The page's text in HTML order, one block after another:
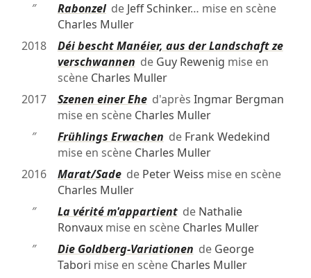
″
Rabonzelde Jeff Schinker… mise en scène
Charles Muller
2018
Déi bescht Manéier, aus der Landschaft ze
verschwannen de Guy Rewenig mise en
scène Charles Muller
2017
Szenen einer Ehed'après Ingmar Bergman
mise en scène Charles Muller
″
Frühlings Erwachen de Frank Wedekind
mise en scène Charles Muller
2016
Marat/Sadede Peter Weiss mise en scène
Charles Muller
″
La vérité m'appartientde Nathalie
Ronvauxmise en scène Charles Muller
″
Die Goldberg-Variationen de George
Tabori mise en scène Charles Muller